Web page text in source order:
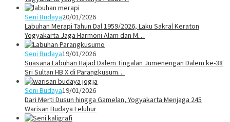
Seni Budaya20/01/2026
Labuhan Merapi Tahun Dal 1959/2026, Laku Sakral Keraton
Yogyakarta Jaga Harmoni Alam dan M…
Seni Budaya19/01/2026
Suasana Labuhan Hajad Dalem Tingalan Jumenengan Dalem ke-38
Sri Sultan HB X di Parangkusum…
Seni Budaya19/01/2026
Dari Merti Dusun hingga Gamelan, Yogyakarta Menjaga 245
Warisan Budaya Leluhur